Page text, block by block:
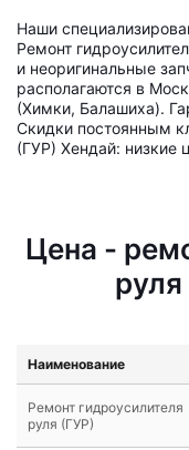
Наши
Ремонт
и неоригинальные
располагаются в
(Химки, Балашиха).
Скидки постоянным
(ГУР) Хендай: низкие
Цена -
Наименование
Ремонт гидроусилителя
руля (ГУР)